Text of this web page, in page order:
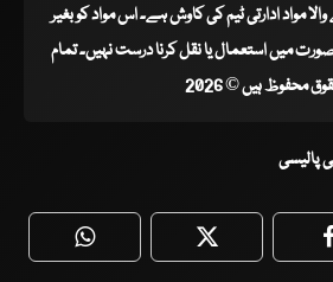
والا مواد ادارتی ٹیم کی کاوش ہے۔ اس مواد کو بغیر
میں استعمال یا نقل کرنا درست نہیں۔ تمام
محفوظ ہیں © 2026
پالیسی
WhatsApp Twitter